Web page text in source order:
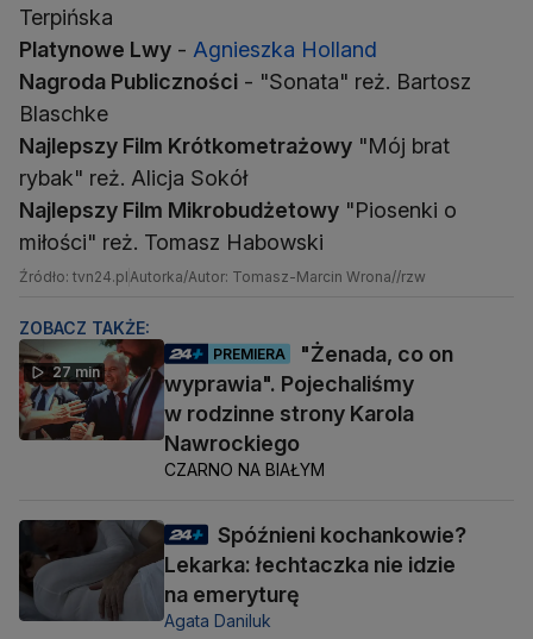
Platynowe Lwy - Agnieszka Holland
Nagroda Publiczności - "Sonata" reż. Bartosz
Najlepszy Film Krótkometrażowy "Mój brat
Najlepszy Film Mikrobudżetowy "Piosenki o
miłości" reż. Tomasz Habowski
Źródło: tvn24.plAutorka/Autor: Tomasz-Marcin Wrona//rzw
ZOBACZ TAKŻE:
27 min
PREMIERA
"Żenada, co on
wyprawia". Pojechaliśmy
w rodzinne strony Karola
Nawrockiego
CZARNO NA BIAŁYM
Spóźnieni kochankowie?
Lekarka: łechtaczka nie idzie
na emeryturę
Agata Daniluk